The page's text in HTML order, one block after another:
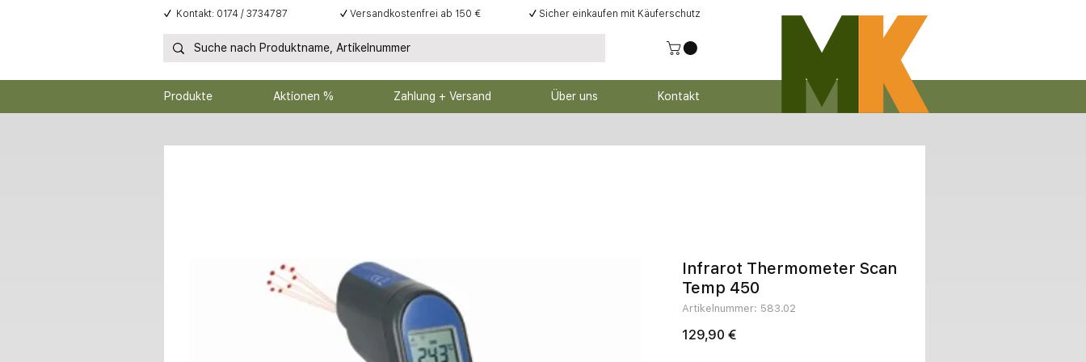
Produkte Aktionen % Zahlung + Versand Über uns Kontakt
✓ Kontakt: 0174 / 3734787 ✓ Versandkostenfrei ab 150 € ✓ Sicher einkaufen mit Käuferschutz
Infrarot Thermometer Scan
Temp 450
Artikelnummer: 583.02
129,90 €Preis